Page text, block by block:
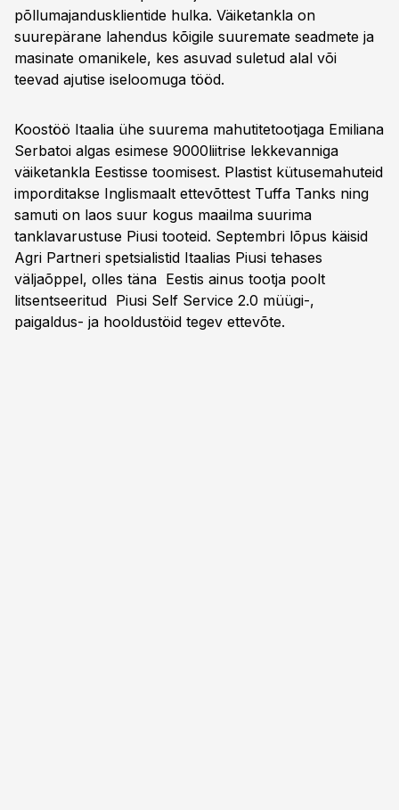
põllumajandusklientide hulka. Väiketankla on
suurepärane lahendus kõigile suuremate seadmete ja
masinate omanikele, kes asuvad suletud alal või
teevad ajutise iseloomuga tööd.
Koostöö Itaalia ühe suurema mahutitetootjaga Emiliana
Serbatoi algas esimese 9000liitrise lekkevanniga
väiketankla Eestisse toomisest. Plastist kütusemahuteid
imporditakse Inglismaalt ettevõttest Tuffa Tanks ning
samuti on laos suur kogus maailma suurima
tanklavarustuse Piusi tooteid. Septembri lõpus käisid
Agri Partneri spetsialistid Itaalias Piusi tehases
väljaõppel, olles täna Eestis ainus tootja poolt
litsentseeritud Piusi Self Service 2.0 müügi-,
paigaldus- ja hooldustöid tegev ettevõte.